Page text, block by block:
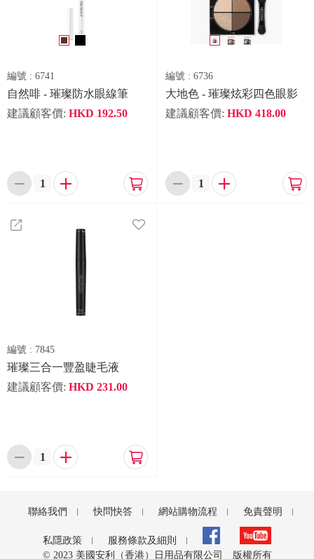
編號 : 6741
自然啡 - 璀璨防水眼線筆
建議顧客價: HKD 192.50
  
編號 : 6736
大地色 - 璀璨炫彩四色眼影
建議顧客價: HKD 418.00
  
編號 : 7845
璀璨三合一豐盈睫毛液
建議顧客價: HKD 231.00
  
聯絡我們 快問快答 網站購物流程 免責聲明
私隱政策
服務條款及細則
© 2023 美國安利（香港）日用品有限公司 版權所有